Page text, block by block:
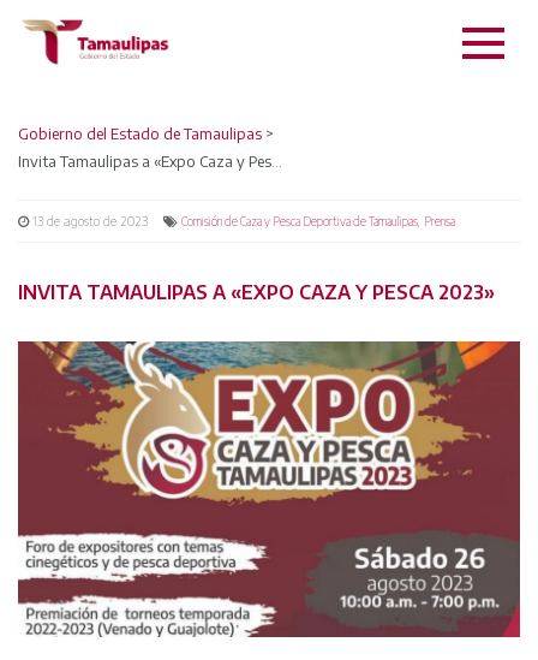
Gobierno del Estado de Tamaulipas >
13 de agosto de 2023 Comisión de Caza y Pesca Deportiva de Tamaulipas Prensa
INVITA TAMAULIPAS A «EXPO CAZA Y PESCA 2023»